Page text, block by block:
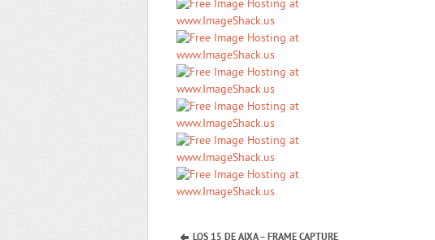
LOS 15 DE AIXA – FRAME CAPTURE